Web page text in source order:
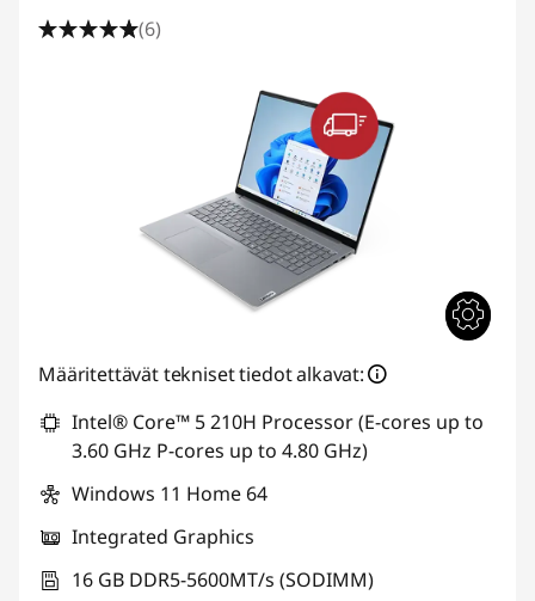
(6)
Määritettävät tekniset tiedot alkavat:
Intel® Core™ 5 210H Processor (E-cores up to
3.60 GHz P-cores up to 4.80 GHz)
Windows 11 Home 64
Integrated Graphics
16 GB DDR5-5600MT/s (SODIMM)